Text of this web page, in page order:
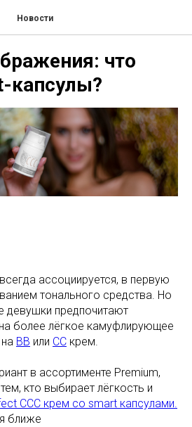
Новости
что
капсулы?
ассоциируется, в первую
тонального средства. Но
девушки предпочитают
более лёгкое камуфлирующее
ВВ или СС крем.
в ассортименте Premium,
кто выбирает лёгкость и
CCC крем со smart капсулами.
ближе